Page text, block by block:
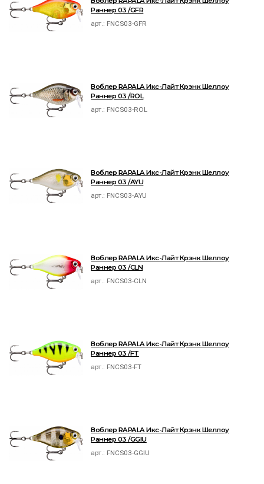
Раннер 03 /GFR
арт.: FNCS03-GFR
Воблер RAPALA Икс-Лайт Крэнк Шеллоу
Раннер 03 /ROL
арт.: FNCS03-ROL
Воблер RAPALA Икс-Лайт Крэнк Шеллоу
Раннер 03 /AYU
арт.: FNCS03-AYU
Воблер RAPALA Икс-Лайт Крэнк Шеллоу
Раннер 03 /CLN
арт.: FNCS03-CLN
Воблер RAPALA Икс-Лайт Крэнк Шеллоу
Раннер 03 /FT
арт.: FNCS03-FT
Воблер RAPALA Икс-Лайт Крэнк Шеллоу
Раннер 03 /GGIU
арт.: FNCS03-GGIU